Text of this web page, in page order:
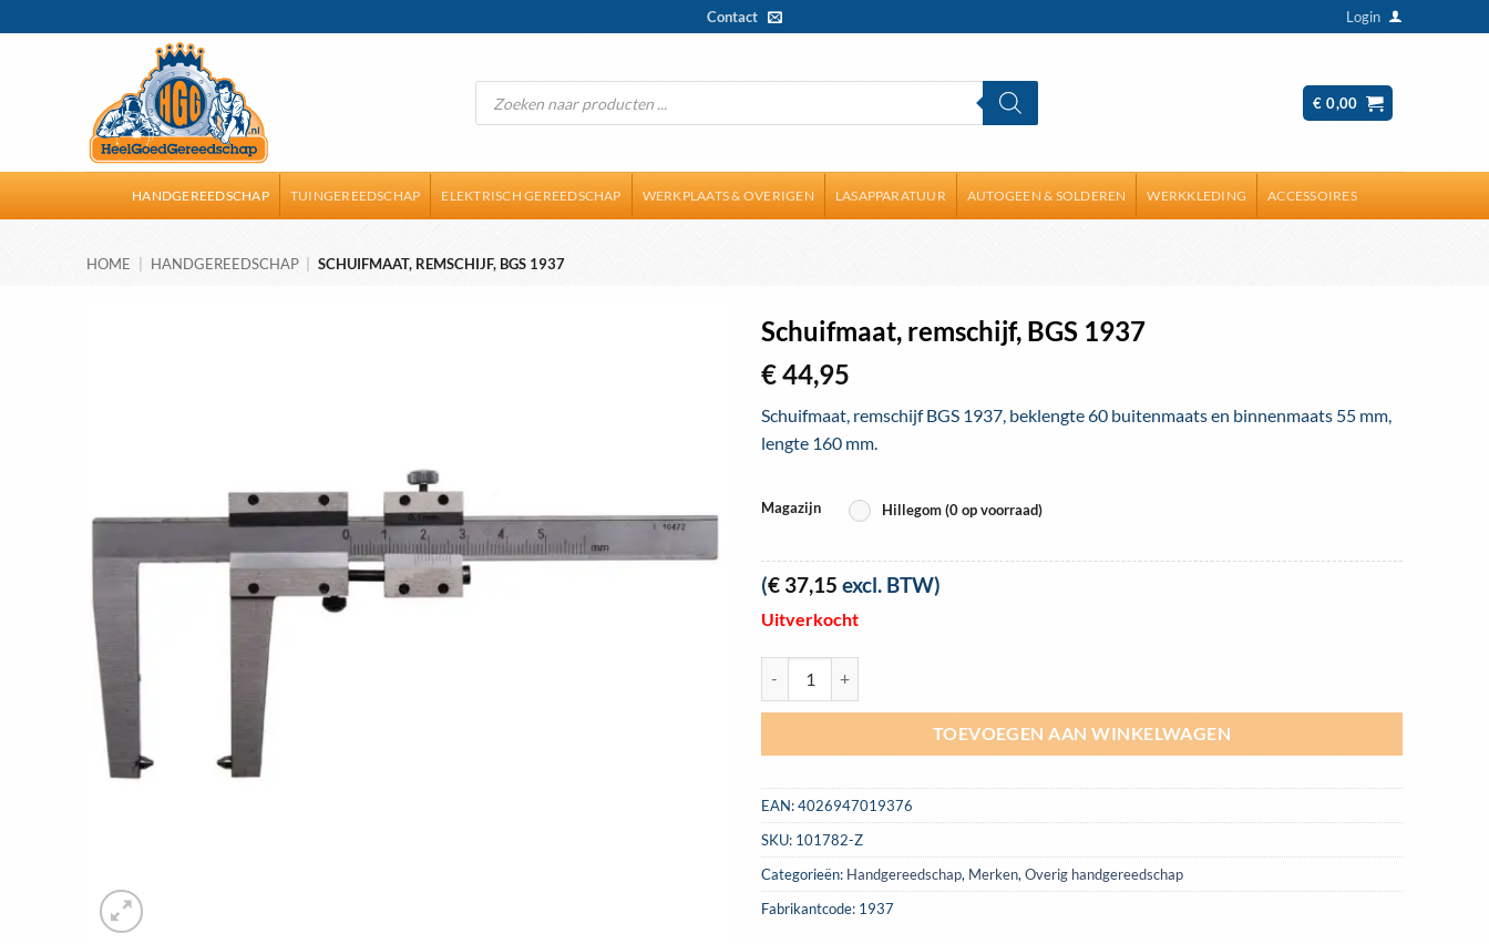
naar
Contact Login
Producten
zoeken
€ 0,00
HANDGEREEDSCHAP TUINGEREEDSCHAP ELEKTRISCH GEREEDSCHAP WERKPLAATS & OVERIGEN LASAPPARATUUR AUTOGEEN & SOLDEREN WERKKLEDING ACCESSOIRES
HOME | HANDGEREEDSCHAP | SCHUIFMAAT, REMSCHIJF, BGS 1937
Schuifmaat, remschijf, BGS 1937
€44,95
Schuifmaat, remschijf BGS 1937, beklengte 60 buitenmaats en binnenmaats 55 mm,
lengte 160 mm.
Magazijn Hillegom (0 op voorraad)
(€ 37,15 excl. BTW)
Uitverkocht
TOEVOEGEN AAN WINKELWAGEN
EAN:4026947019376
SKU: 101782-Z
Categorieën: Handgereedschap, Merken, Overig handgereedschap
Fabrikantcode: 1937